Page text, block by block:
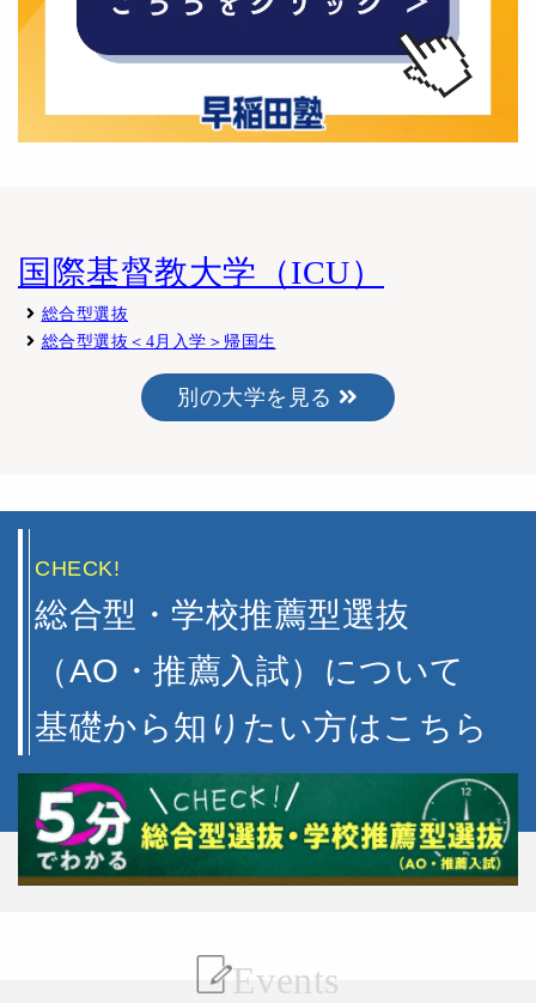
国際基督教大学（ICU）
総合型選抜
総合型選抜＜4月入学＞帰国生
別の大学を見る
CHECK!
総合型・学校推薦型選抜
（AO・推薦入試）について
基礎から知りたい方はこちら
Events